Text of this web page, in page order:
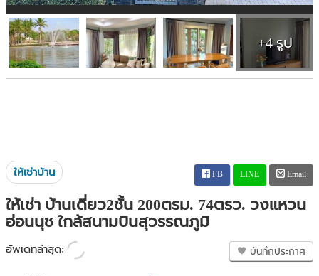
+4 รูป
ให้เช่าบ้าน FB LINE Email
ให้เช่า บ้านเดี่ยว2ชั้น 200ตรม. 74ตรว. วงแหวน
อ่อนนุช ใกล้สนามบินสุวรรณภูมิ
อัพเดทล่าสุด: บันทึกประกาศ